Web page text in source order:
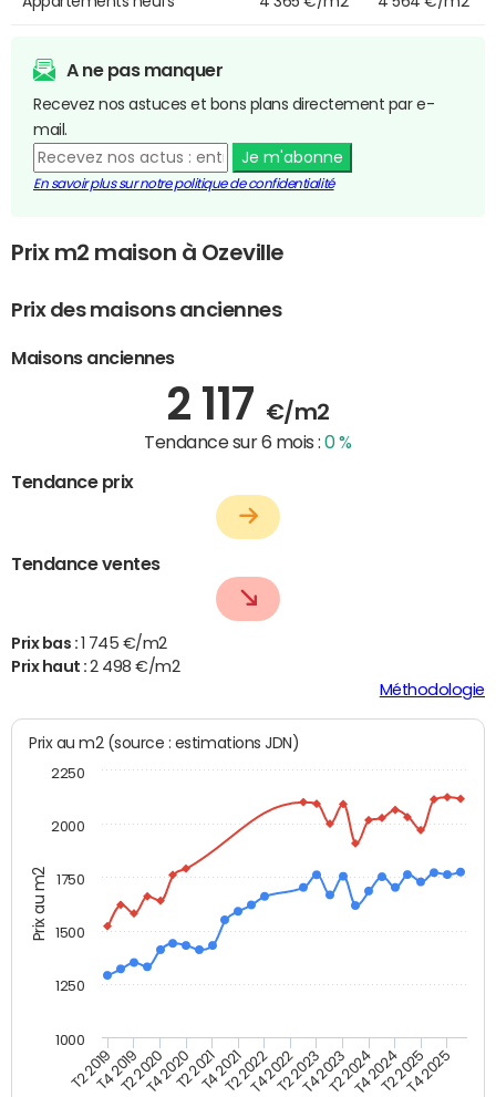
A ne pas manquer
Recevez nos astuces et bons plans directement par e-
mail.
Je m'abonne
En savoir plus sur notre politique de confidentialité
Prix m2 maison à Ozeville
Prix des maisons anciennes
Maisons anciennes
2 117 €/m2
Tendance sur 6 mois :0 %
Tendance prix
Tendance ventes
Prix bas : 1 745 €/m2
Prix haut :2 498 €/m2
Méthodologie
Prix au m2
Prix au m2 (source : estimations JDN)
T2 2019T4 2019T2 2020T4 2020T2 2021T4 2021T2 2022T4 2022T2 2023T4 2023T2 2024T4 2024T2 2025T4 2025
1000
1250
1500
1750
2000
2250